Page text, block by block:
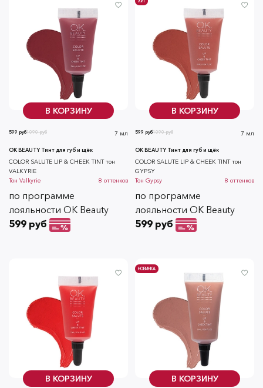
В КОРЗИНУ
1090 руб
599 руб 7 мл
OK BEAUTY Тинт для губ и щёк
СOLOR SALUTE LIP & CHEEK TINT тон
VALKYRIE
Тон Valkyrie 8 оттенков
по программе
лояльности OK Beauty
599 руб
В КОРЗИНУ
1090 руб
599 руб 7 мл
OK BEAUTY Тинт для губ и щёк
СOLOR SALUTE LIP & CHEEK TINT тон
GYPSY
Тон Gypsy 8 оттенков
по программе
лояльности OK Beauty
599 руб
В КОРЗИНУ В КОРЗИНУ
НОВИНКА